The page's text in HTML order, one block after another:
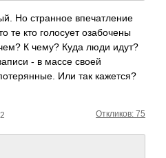
Но странное впечатление
те кто голосует озабочены
К чему? Куда люди идут?
- в массе своей
Или так кажется?
Откликов: 75